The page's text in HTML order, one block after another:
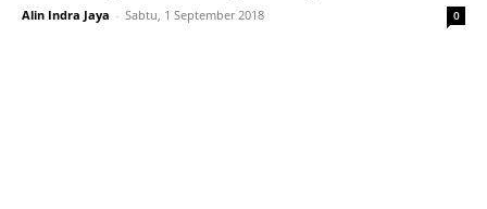
Alin Indra Jaya - Sabtu, 1 September 2018 0